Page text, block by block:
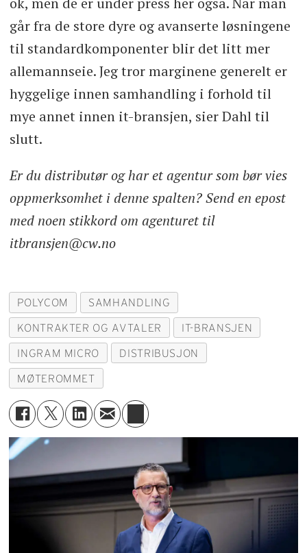
går fra de store dyre og avanserte løsningene
til standardkomponenter blir det litt mer
allemannseie. Jeg tror marginene generelt er
hyggelige innen samhandling i forhold til
mye annet innen it-bransjen, sier Dahl til
slutt.
Er du distributør og har et agentur som bør vies
oppmerksomhet i denne spalten? Send en epost
med noen stikkord om agenturet til
itbransjen@cw.no
POLYCOM SAMHANDLING
KONTRAKTER OG AVTALER IT-BRANSJEN
INGRAM MICRO DISTRIBUSJON
MØTEROMMET